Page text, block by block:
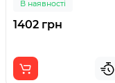
В наявності
1402 грн